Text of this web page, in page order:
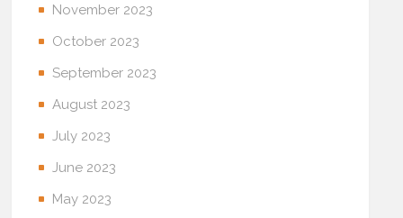
November 2023
October 2023
September 2023
August 2023
July 2023
June 2023
May 2023